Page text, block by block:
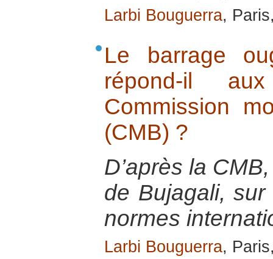
Larbi Bouguerra,
Le barrage
répond-il
Commission
(CMB) ?
D’après la
de Bujagali,
normes
Larbi Bouguerra,